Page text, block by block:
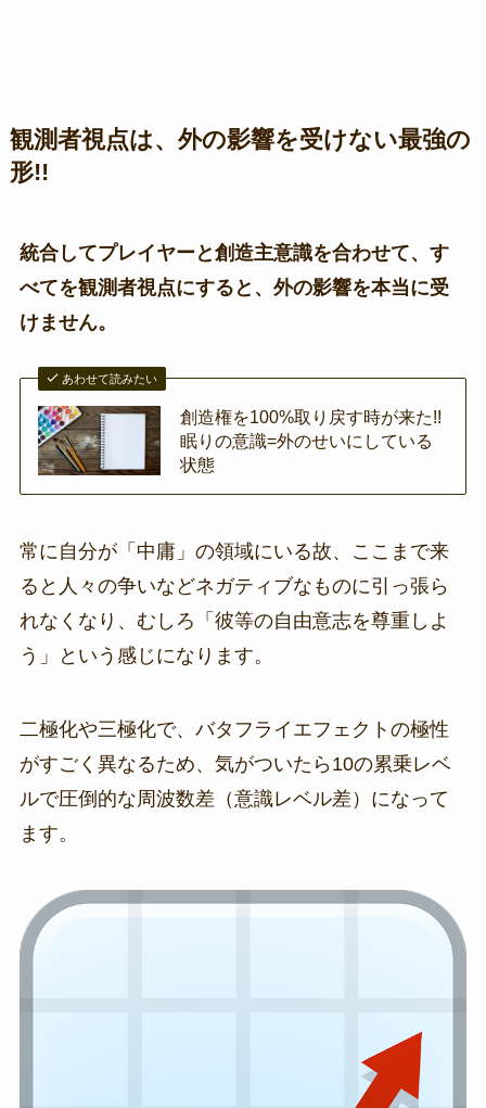
観測者視点は、外の影響を受けない最強の
形!!
統合してプレイヤーと創造主意識を合わせて、す
べてを観測者視点にすると、外の影響を本当に受
けません。
あわせて読みたい
創造権を100%取り戻す時が来た!!
眠りの意識=外のせいにしている
状態
常に自分が「中庸」の領域にいる故、ここまで来
ると人々の争いなどネガティブなものに引っ張ら
れなくなり、むしろ「彼等の自由意志を尊重しよ
う」という感じになります。
二極化や三極化で、バタフライエフェクトの極性
がすごく異なるため、気がついたら10の累乗レベ
ルで圧倒的な周波数差（意識レベル差）になって
ます。